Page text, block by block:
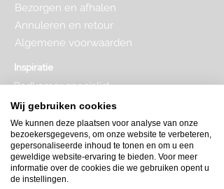
Bezorgen en afhalen
Annuleren en retour
Algemene voorwaarden
Inspiratie
Badkamer specialist
Complete badkamer
Badkamer kopen
Badkamer op maat
Badkamer indeling
Badkamer plattegrond
Badkamer verbouwen
Wij gebruiken cookies
We kunnen deze plaatsen voor analyse van onze
bezoekersgegevens, om onze website te verbeteren,
gepersonaliseerde inhoud te tonen en om u een
geweldige website-ervaring te bieden. Voor meer
informatie over de cookies die we gebruiken opent u
de instellingen.